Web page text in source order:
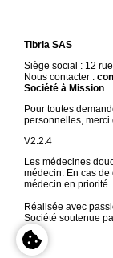
Tibria SAS
Siège social : 12
Nous contacter :
Société à Mission
Pour toutes
personnelles, merci
V2.2.4
Les médecines
médecin. En cas
médecin en priorité.
Réalisée avec
Société soutenue